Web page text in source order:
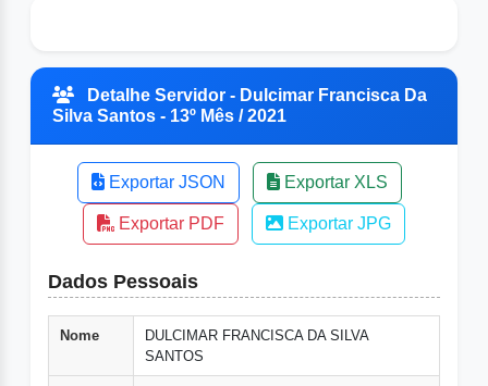
Detalhe Servidor - Dulcimar Francisca Da
Silva Santos - 13º Mês / 2021
Exportar JSON Exportar XLS
Exportar PDF Exportar JPG
Dados Pessoais
Nome
DULCIMAR FRANCISCA DA SILVA
SANTOS